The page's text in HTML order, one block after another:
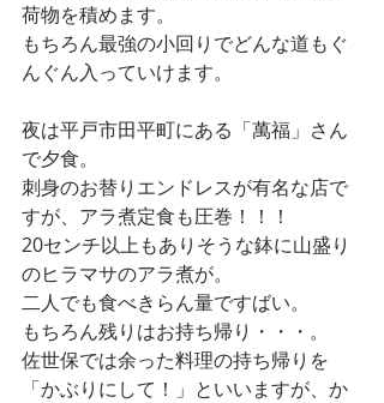
荷物を積めます。
もちろん最強の小回りでどんな道もぐ
んぐん入っていけます。
夜は平戸市田平町にある「萬福」さん
で夕食。
刺身のお替りエンドレスが有名な店で
すが、アラ煮定食も圧巻！！！
20センチ以上もありそうな鉢に山盛り
のヒラマサのアラ煮が。
二人でも食べきらん量ですばい。
もちろん残りはお持ち帰り・・・。
佐世保では余った料理の持ち帰りを
「かぶりにして！」といいますが、か